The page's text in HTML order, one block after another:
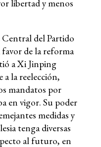
libertad y menos
del Partido
de la reforma
a Xi Jinping
a la reelección,
mandatos por
en vigor. Su poder
medidas y
tenga diversas
al futuro, en